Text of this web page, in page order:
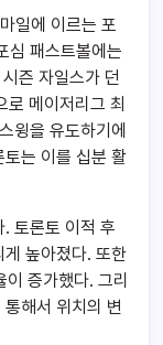
일에 이르는 포
심 패스트볼에는
즌 자일스가 던
메이저리그 최
윙을 유도하기에
는 이를 십분 활
토론토 이적 후
높아졌다. 또한
증가했다. 그리
해서 위치의 변